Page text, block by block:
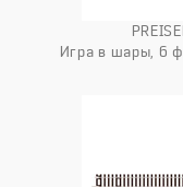
Игра в шары, 6